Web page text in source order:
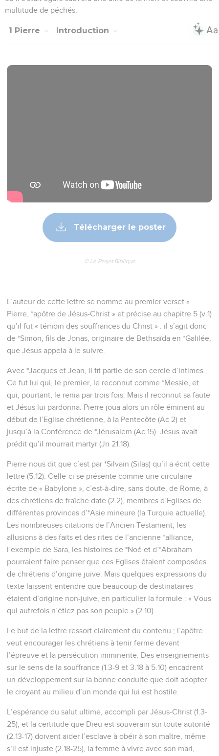
multitude de péchés.
1 Pierre Introduction
Télécharger le poster
© Le Projet Biblique
L’auteur de cette lettre se nomme au premier verset «
Pierre, *apôtre de Jésus-Christ » et précise au chapitre 5 (v.1)
qu’il fut « témoin des souffrances du Christ » : il s’agit donc
de *Simon, fils de Jonas, originaire de Bethsaïda en *Galilée,
que Jésus appela à le suivre.
Avec *Jacques et Jean, il fit partie de son cercle d’intimes.
Ce fut lui qui, le premier, le reconnut comme *Messie, et
qui, pourtant, le renia par trois fois. Mais il reconnut sa faute
et Jésus lui pardonna. Pierre joua alors un rôle éminent au
début de l’Eglise chrétienne, à la Pentecôte (Ac 2) et
jusqu’à la Conférence de *Jérusalem (Ac 15). Jésus avait
prédit qu’il mourrait martyr (Jn 21.18).
Pierre nous dit que c’est par *Silvain (Silas) qu’il a écrit cette
lettre (5.12). Celle-ci se présente comme une circulaire
écrite de « Babylone », c’est-à-dire, sans doute, de Rome, à
des chrétiens de fraîche date (2.2), membres d’Eglises de
différentes provinces d’*Asie mineure (la Turquie actuelle).
Les nombreuses citations de l’Ancien Testament, les
allusions à des faits et des rites de l’ancienne *alliance,
l’exemple de Sara, les histoires de *Noé et d’*Abraham
pourraient faire penser que ces Eglises étaient composées
de chrétiens d’origine juive. Mais quelques expressions du
texte laissent entendre que beaucoup de destinataires
étaient d’origine non-juive, en particulier la formule : « Vous
qui autrefois n’étiez pas son peuple » (2.10).
Le but de la lettre ressort clairement du contenu ; l’apôtre
veut encourager les chrétiens à tenir ferme devant
l’épreuve et la persécution imminente. Des enseignements
sur le sens de la souffrance (1.3-9 et 3.18 à 5.10) encadrent
un développement sur la bonne conduite que doit adopter
le croyant au milieu d’un monde qui lui est hostile.
L’espérance du salut ultime, accompli par Jésus-Christ (1.3-
25), et la certitude que Dieu est souverain sur toute autorité
(2.13-17) doivent aider l’esclave à obéir à son maître, même
s’il est injuste (2.18-25), la femme à vivre avec son mari,